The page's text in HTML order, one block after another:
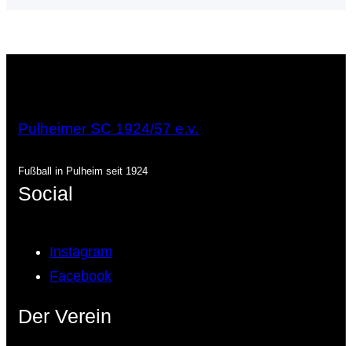
Pulheimer SC 1924/57 e.v.
Fußball in Pulheim seit 1924
Social
Instagram
Facebook
Der Verein